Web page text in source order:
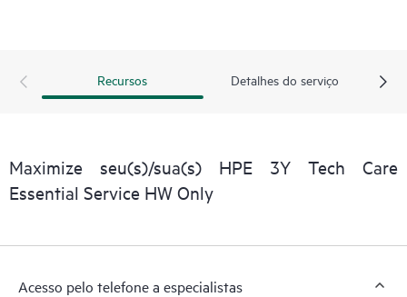
Recursos Detalhes do serviço
Maximize seu(s)/sua(s) HPE 3Y Tech Care
Essential Service HW Only
Acesso pelo telefone a especialistas